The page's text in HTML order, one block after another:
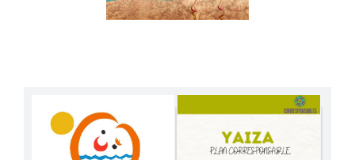
Canario de Empleo. El Ayuntamiento presidido
Programas de Formación en Alternancia con el
Empleo (PFAE) a desarrollar a partir del